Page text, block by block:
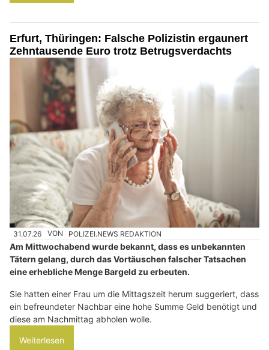
Erfurt, Thüringen: Falsche Polizistin ergaunert
Zehntausende Euro trotz Betrugsverdachts
31.07.26 VON POLIZEI.NEWS REDAKTION
Am Mittwochabend wurde bekannt, dass es unbekannten
Tätern gelang, durch das Vortäuschen falscher Tatsachen
eine erhebliche Menge Bargeld zu erbeuten.
Sie hatten einer Frau um die Mittagszeit herum suggeriert, dass
ein befreundeter Nachbar eine hohe Summe Geld benötigt und
diese am Nachmittag abholen wolle.
Weiterlesen